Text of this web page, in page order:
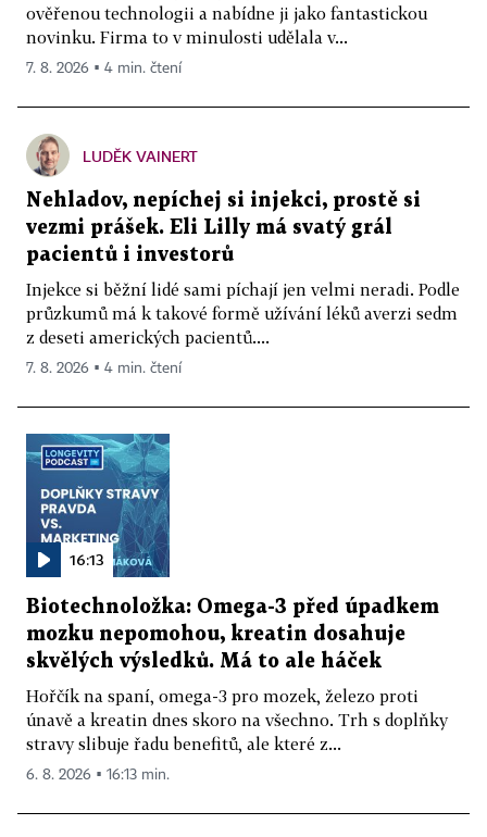
ověřenou technologii a nabídne ji jako fantastickou
novinku. Firma to v minulosti udělala v...
7. 8. 2026 ▪ 4 min. čtení
LUDĚK VAINERT
Nehladov, nepíchej si injekci, prostě si
vezmi prášek. Eli Lilly má svatý grál
pacientů i investorů
Injekce si běžní lidé sami píchají jen velmi neradi. Podle
průzkumů má k takové formě užívání léků averzi sedm
z deseti amerických pacientů....
7. 8. 2026 ▪ 4 min. čtení
16:13
Biotechnoložka: Omega-3 před úpadkem
mozku nepomohou, kreatin dosahuje
skvělých výsledků. Má to ale háček
Hořčík na spaní, omega-3 pro mozek, železo proti
únavě a kreatin dnes skoro na všechno. Trh s doplňky
stravy slibuje řadu benefitů, ale které z...
6. 8. 2026 ▪ 16:13 min.